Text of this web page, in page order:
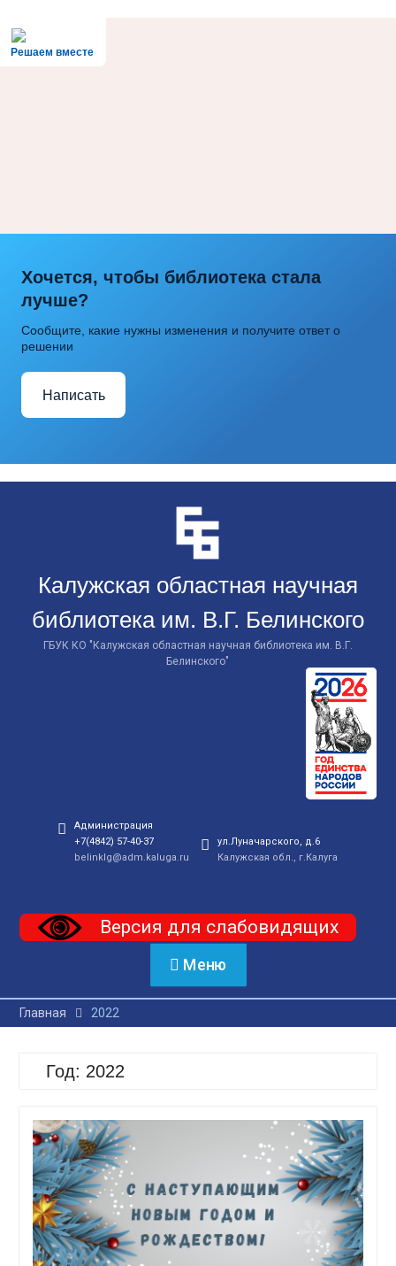
Решаем вместе
Хочется, чтобы библиотека стала
лучше?
Сообщите, какие нужны изменения и получите ответ о
решении
Написать
Калужская областная научная
библиотека им. В.Г. Белинского
ГБУК КО "Калужская областная научная библиотека им. В.Г.
Белинского"
Администрация
+7(4842) 57-40-37
belinklg@adm.kaluga.ru
ул.Луначарского, д.6
Калужская обл., г.Калуга
Версия для слабовидящих
Меню
Главная 2022
Год: 2022